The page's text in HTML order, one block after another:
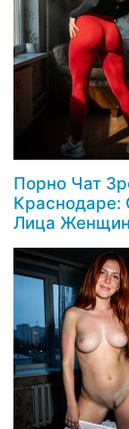
Порно Чат
Краснодаре:
Лица